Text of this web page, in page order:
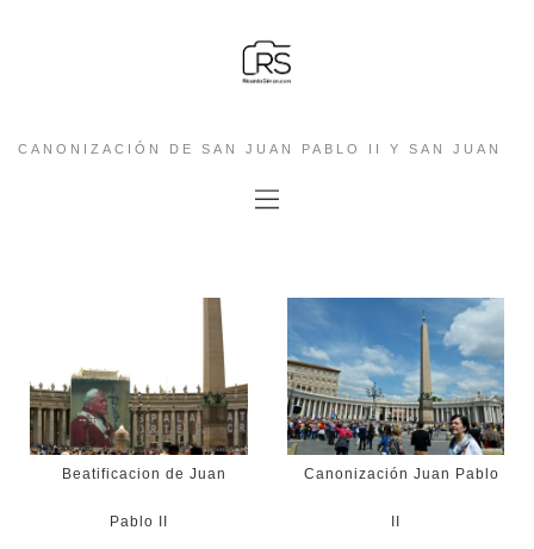
CANONIZACIÓN DE SAN JUAN PABLO II Y SAN JUAN
Beatificacion de Juan
Pablo II
Canonización Juan Pablo